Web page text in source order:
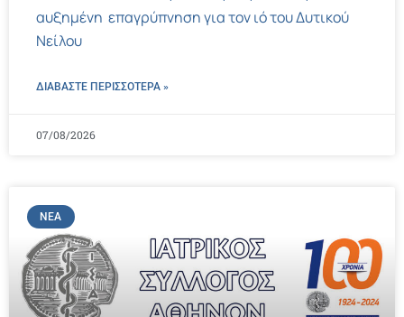
αυξημένη επαγρύπνηση για τον ιό του Δυτικού
Νείλου
ΔΙΑΒΑΣΤΕ ΠΕΡΙΣΣΌΤΕΡΑ »
07/08/2026
ΝΈΑ